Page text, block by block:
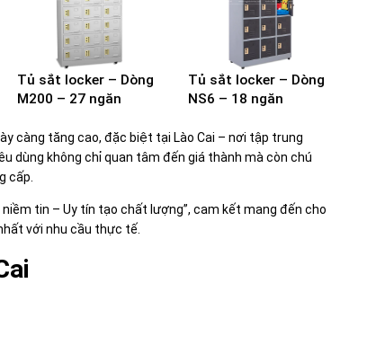
Tủ sắt locker – Dòng
M200 – 27 ngăn
Tủ sắt locker – Dòng
NS6 – 18 ngăn
càng tăng cao, đặc biệt tại Lào Cai – nơi tập trung
dùng không chỉ quan tâm đến giá thành mà còn chú
cấp.
tin – Uy tín tạo chất lượng”, cam kết mang đến cho
với nhu cầu thực tế.